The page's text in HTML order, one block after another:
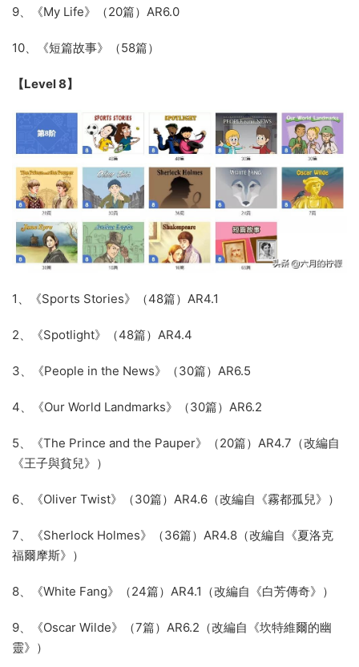
9、《My Life》（20篇）AR6.0
10、《短篇故事》（58篇）
【Level 8】
1、《Sports Stories》（48篇）AR4.1
2、《Spotlight》（48篇）AR4.4
3、《People in the News》（30篇）AR6.5
4、《Our World Landmarks》（30篇）AR6.2
5、《The Prince and the Pauper》（20篇）AR4.7（改編自
《王子與貧兒》）
6、《Oliver Twist》（30篇）AR4.6（改編自《霧都孤兒》）
7、《Sherlock Holmes》（36篇）AR4.8（改編自《夏洛克
福爾摩斯》）
8、《White Fang》（24篇）AR4.1（改編自《白芳傳奇》）
9、《Oscar Wilde》（7篇）AR6.2（改編自《坎特維爾的幽
靈》）